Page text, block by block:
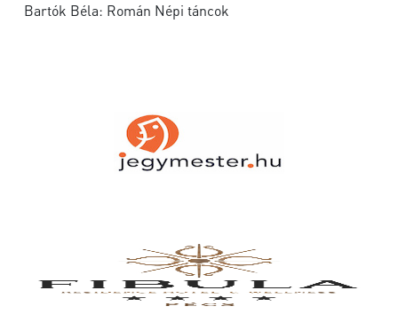
Bartók Béla: Román Népi táncok